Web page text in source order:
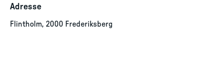
Adresse
Flintholm, 2000 Frederiksberg